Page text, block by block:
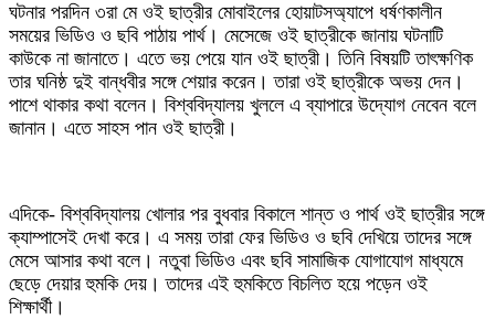
‎ঘটনার পরদিন ৩রা মে ওই ছাত্রীর মোবাইলের হোয়াটসঅ্যাপে ধর্ষণকালীন
সময়ের ভিডিও ও ছবি পাঠায় পার্থ। মেসেজে ওই ছাত্রীকে জানায় ঘটনাটি
কাউকে না জানাতে। এতে ভয় পেয়ে যান ওই ছাত্রী। তিনি বিষয়টি তাৎক্ষণিক
তার ঘনিষ্ঠ দুই বান্ধবীর সঙ্গে শেয়ার করেন। তারা ওই ছাত্রীকে অভয় দেন।
পাশে থাকার কথা বলেন। বিশ্ববিদ্যালয় খুললে এ ব্যাপারে উদ্যোগ নেবেন বলে
জানান। এতে সাহস পান ওই ছাত্রী।
‎এদিকে- বিশ্ববিদ্যালয় খোলার পর বুধবার বিকালে শান্ত ও পার্থ ওই ছাত্রীর সঙ্গে
ক্যাম্পাসেই দেখা করে। এ সময় তারা ফের ভিডিও ও ছবি দেখিয়ে তাদের সঙ্গে
মেসে আসার কথা বলে। নতুবা ভিডিও এবং ছবি সামাজিক যোগাযোগ মাধ্যমে
ছেড়ে দেয়ার হুমকি দেয়। তাদের এই হুমকিতে বিচলিত হয়ে পড়েন ওই
শিক্ষার্থী।